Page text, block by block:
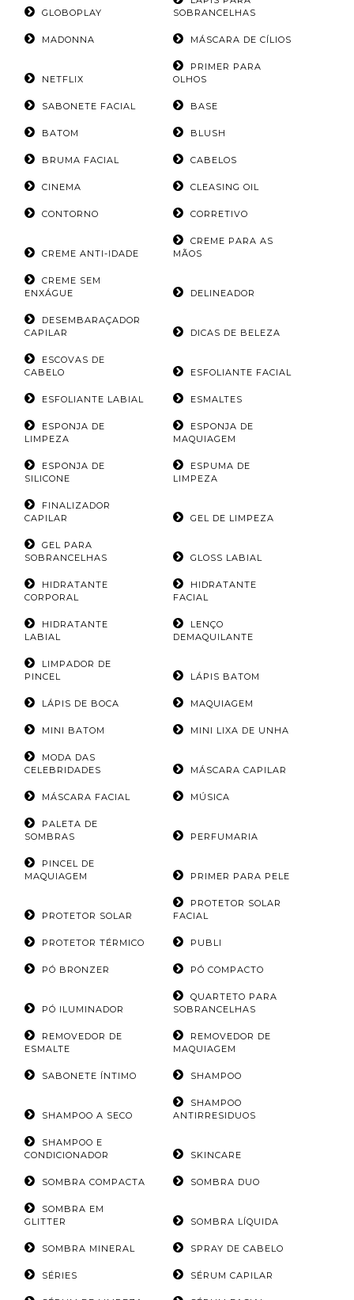
GLOBOPLAY
SOBRANCELHAS
MADONNA MÁSCARA DE CÍLIOS
NETFLIX
PRIMER PARA
OLHOS
SABONETE FACIAL BASE
BATOM BLUSH
BRUMA FACIAL CABELOS
CINEMA CLEASING OIL
CONTORNO CORRETIVO
CREME ANTI-IDADE
CREME PARA AS
MÃOS
CREME SEM
ENXÁGUE
DELINEADOR
DESEMBARAÇADOR
CAPILAR
DICAS DE BELEZA
ESCOVAS DE
CABELO
ESFOLIANTE FACIAL
ESFOLIANTE LABIAL ESMALTES
ESPONJA DE
LIMPEZA
ESPONJA DE
MAQUIAGEM
ESPONJA DE
SILICONE
ESPUMA DE
LIMPEZA
FINALIZADOR
CAPILAR
GEL DE LIMPEZA
GEL PARA
SOBRANCELHAS
GLOSS LABIAL
HIDRATANTE
CORPORAL
HIDRATANTE
FACIAL
HIDRATANTE
LABIAL
LENÇO
DEMAQUILANTE
LIMPADOR DE
PINCEL
LÁPIS BATOM
LÁPIS DE BOCA MAQUIAGEM
MINI BATOM MINI LIXA DE UNHA
MODA DAS
CELEBRIDADES
MÁSCARA CAPILAR
MÁSCARA FACIAL MÚSICA
PALETA DE
SOMBRAS
PERFUMARIA
PINCEL DE
MAQUIAGEM
PRIMER PARA PELE
PROTETOR SOLAR
PROTETOR SOLAR
FACIAL
PROTETOR TÉRMICO PUBLI
PÓ BRONZER PÓ COMPACTO
PÓ ILUMINADOR
QUARTETO PARA
SOBRANCELHAS
REMOVEDOR DE
ESMALTE
REMOVEDOR DE
MAQUIAGEM
SABONETE ÍNTIMO SHAMPOO
SHAMPOO A SECO
SHAMPOO
ANTIRRESIDUOS
SHAMPOO E
CONDICIONADOR
SKINCARE
SOMBRA COMPACTA SOMBRA DUO
SOMBRA EM
GLITTER
SOMBRA LÍQUIDA
SOMBRA MINERAL SPRAY DE CABELO
SÉRIES SÉRUM CAPILAR